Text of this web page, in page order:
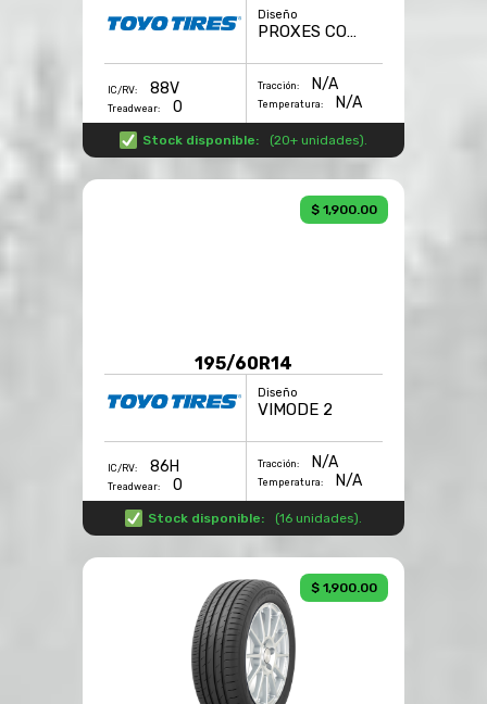
Diseño
PROXES COMFORT
IC/RV: 88V
Treadwear: 0
Tracción: N/A
Temperatura: N/A
Stock disponible: (20+ unidades).
$ 1,900.00
195/60R14
Diseño
VIMODE 2
IC/RV: 86H
Treadwear: 0
Tracción: N/A
Temperatura: N/A
Stock disponible: (16 unidades).
$ 1,900.00